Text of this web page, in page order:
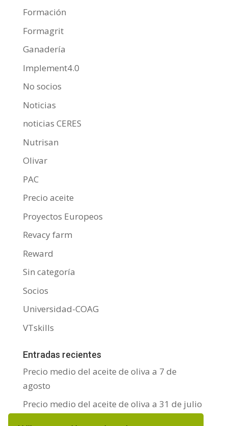
Formación
Formagrit
Ganadería
Implement4.0
No socios
Noticias
noticias CERES
Nutrisan
Olivar
PAC
Precio aceite
Proyectos Europeos
Revacy farm
Reward
Sin categoría
Socios
Universidad-COAG
VTskills
Entradas recientes
Precio medio del aceite de oliva a 7 de
agosto
Precio medio del aceite de oliva a 31 de julio